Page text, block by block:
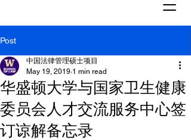
Post
华盛顿大学与国家卫生健康
委员会人才交流服务中心签
订谅解备忘录
中国法律管理硕士项目
May 19, 2019 1 min read